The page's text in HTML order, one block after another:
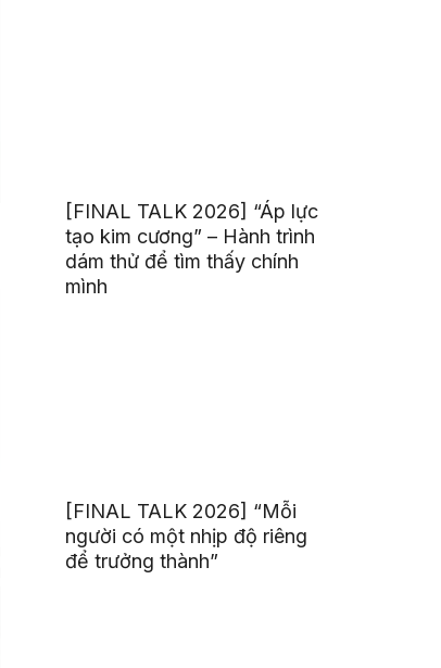
[FINAL TALK 2026] “Áp lực
tạo kim cương” – Hành trình
dám thử để tìm thấy chính
mình
[FINAL TALK 2026] “Mỗi
người có một nhịp độ riêng
để trưởng thành”